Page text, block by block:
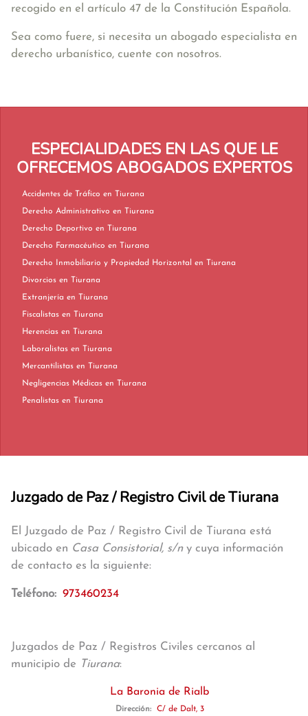
recogido en el artículo 47 de la Constitución Española.
Sea como fuere, si necesita un abogado especialista en
derecho urbanístico, cuente con nosotros.
ESPECIALIDADES EN LAS QUE LE
OFRECEMOS ABOGADOS EXPERTOS
Accidentes de Tráfico en Tiurana
Derecho Administrativo en Tiurana
Derecho Deportivo en Tiurana
Derecho Farmacéutico en Tiurana
Derecho Inmobiliario y Propiedad Horizontal en Tiurana
Divorcios en Tiurana
Extranjería en Tiurana
Fiscalistas en Tiurana
Herencias en Tiurana
Laboralistas en Tiurana
Mercantilistas en Tiurana
Negligencias Médicas en Tiurana
Penalistas en Tiurana
Juzgado de Paz / Registro Civil de Tiurana
El Juzgado de Paz / Registro Civil de Tiurana está
ubicado en Casa Consistorial, s/ny cuya información
de contacto es la siguiente:
Teléfono: 973460234
Juzgados de Paz / Registros Civiles cercanos al
municipio de Tiurana:
La Baronia de Rialb
Dirección:
C/ de Dalt, 3